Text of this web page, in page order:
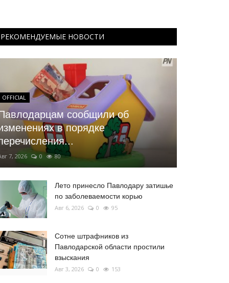
РЕКОМЕНДУЕМЫЕ НОВОСТИ
OFFICIAL
сообщили об
в порядке
7, 2026 0 80
Лето принесло Павлодару затишье
по заболеваемости корью
Авг 6, 2026 0 95
Сотне штрафников из
Павлодарской области простили
взыскания
Авг 3, 2026 0 153